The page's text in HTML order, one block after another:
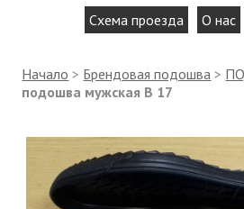
Схема проезда О нас
Начало > Брендовая подошва >
подошва мужская В 17